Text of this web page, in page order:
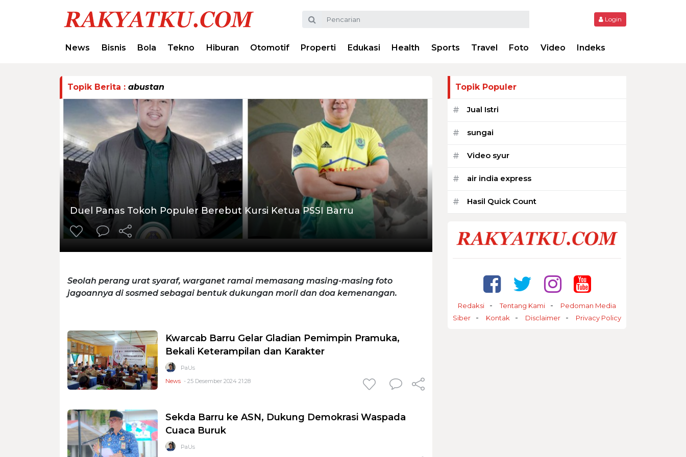
Login
News Bisnis Bola Tekno Hiburan Otomotif Properti Edukasi Health Sports Travel Foto Video Indeks
Topik Berita : abustan
Duel Panas Tokoh Populer Berebut Kursi Ketua PSSI Barru
Seolah perang urat syaraf, warganet ramai memasang masing-masing foto
jagoannya di sosmed sebagai bentuk dukungan moril dan doa kemenangan.
Kwarcab Barru Gelar Gladian Pemimpin Pramuka,
Bekali Keterampilan dan Karakter
PaUs
News - 25 Desember 2024 21:28
Sekda Barru ke ASN, Dukung Demokrasi Waspada
Cuaca Buruk
PaUs
Topik Populer
# Jual Istri
# sungai
# Video syur
# air india express
# Hasil Quick Count
Redaksi Tentang Kami
Pedoman Media
Siber
Kontak Disclaimer Privacy Policy